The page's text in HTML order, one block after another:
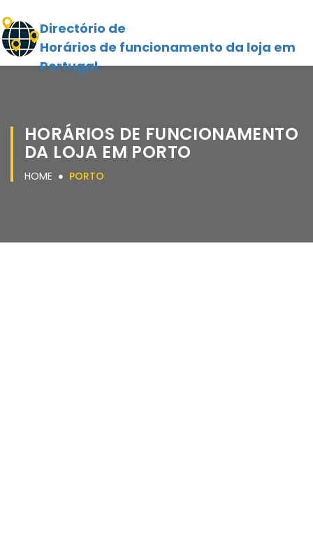
Directório de
Horários de funcionamento da loja em
Portugal
HORÁRIOS DE FUNCIONAMENTO
DA LOJA EM PORTO
HOME PORTO